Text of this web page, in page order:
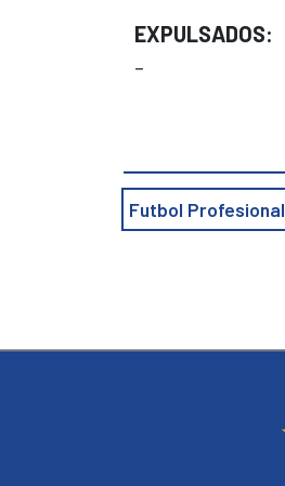
EXPULSADOS:
–
Futbol Profesional